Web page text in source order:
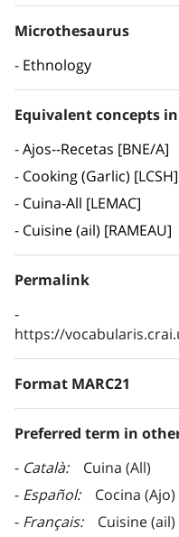
Microthesaurus
Ethnology
Equivalent concepts
Ajos--Recetas [BNE/A]
Cooking (Garlic) [LCSH]
Cuina-All [LEMAC]
Cuisine (ail) [RAMEAU]
Permalink
https://
Format MARC21
Preferred term in
Català
Cuina (All)
Español
Cocina (Ajo)
Français
Cuisine (ail)